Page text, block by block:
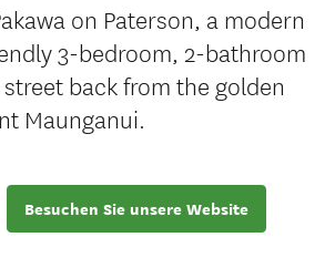
on Paterson, a modern
3-bedroom, 2-bathroom
back from the golden
Maunganui.
Besuchen Sie unsere Website